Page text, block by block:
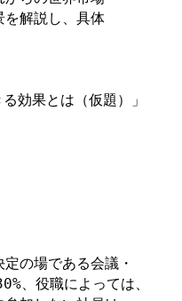
を解説し、具体
果とは（仮題）」
の場である会議・
、役職によっては、